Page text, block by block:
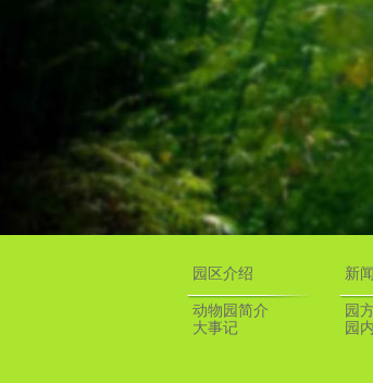
园区介绍
动物园简介
大事记
新
园
园